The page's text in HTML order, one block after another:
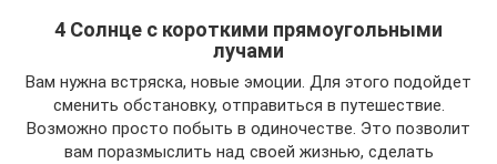
4 Солнце с короткими прямоугольными
лучами
Вам нужна встряска, новые эмоции. Для этого подойдет
сменить обстановку, отправиться в путешествие.
Возможно просто побыть в одиночестве. Это позволит
вам поразмыслить над своей жизнью, сделать